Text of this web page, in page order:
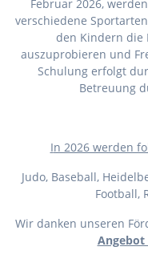
Februar 2026,
verschiedene
den Kindern die
auszuprobieren und
Schulung erfolgt
Betreuung
In 2026 werden
Judo, Baseball,
Football,
Wir danken unseren